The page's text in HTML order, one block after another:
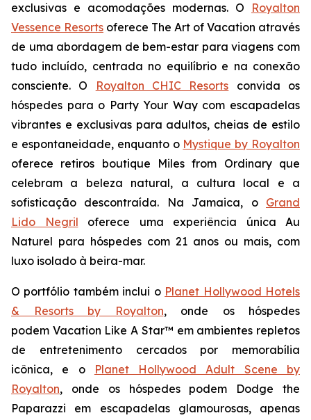
exclusivas e acomodações modernas. O Royalton
Vessence Resorts oferece The Art of Vacation através
de uma abordagem de bem-estar para viagens com
tudo incluído, centrada no equilíbrio e na conexão
consciente. O
Royalton CHIC Resorts convida os
hóspedes para o Party Your Waycom escapadelas
vibrantes e exclusivas para adultos, cheias de estilo
e espontaneidade, enquanto o Mystique by Royalton
oferece retiros boutique Miles from Ordinaryque
celebram a beleza natural, a cultura local e a
sofisticação descontraída. Na Jamaica, o Grand
Lido Negril oferece uma experiência única Au
Naturel para hóspedes com 21 anos ou mais, com
luxo isolado à beira-mar.
O portfólio também inclui o Planet Hollywood Hotels
& Resorts by Royalton, onde os hóspedes
podem Vacation Like A Star™ em ambientes repletos
de entretenimento cercados por memorabília
icônica, e o
Planet Hollywood Adult Scene by
Royalton, onde os hóspedes podem Dodge the
Paparazzi em escapadelas glamourosas, apenas